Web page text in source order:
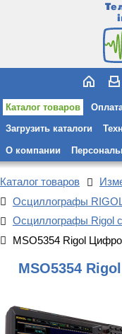
Каталог товаров
Загрузить каталоги
О компании
Каталог товаров
Осциллографы
Осциллографы Rigol
MSO5354 Rigol
MSO5354